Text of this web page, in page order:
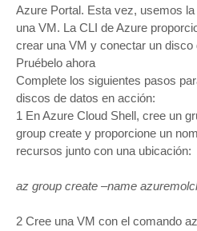
Azure Portal. Esta vez, usemos
una VM. La CLI de Azure
crear una VM y conectar un
Pruébelo ahora
Complete los siguientes pasos
discos de datos en acción:
1 En Azure Cloud Shell, cree un
group create y proporcione un
recursos junto con una ubicación:
az group create –name
2 Cree una VM con el comando